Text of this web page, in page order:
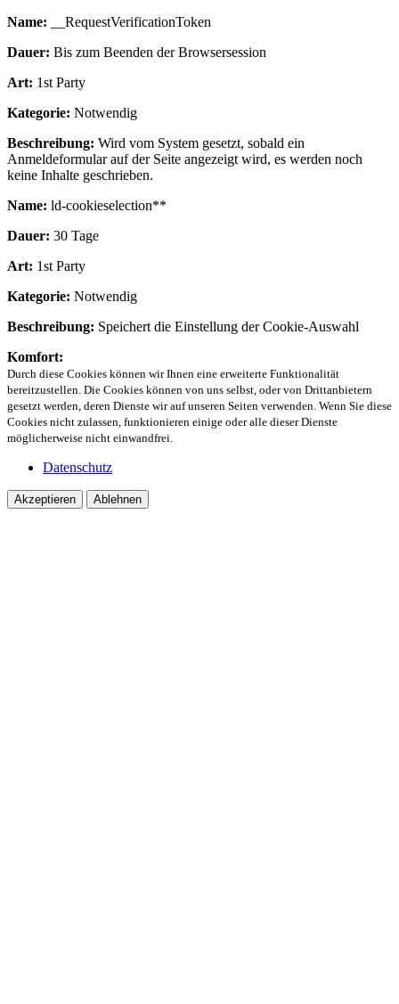
Name: __RequestVerificationToken
Dauer: Bis zum Beenden der Browsersession
Art: 1st Party
Kategorie: Notwendig
Beschreibung: Wird vom System gesetzt, sobald ein
Anmeldeformular auf der Seite angezeigt wird, es werden noch
keine Inhalte geschrieben.
Name: ld-cookieselection**
Dauer: 30 Tage
Art: 1st Party
Kategorie: Notwendig
Beschreibung: Speichert die Einstellung der Cookie-Auswahl
Komfort:
Durch diese Cookies können wir Ihnen eine erweiterte Funktionalität
bereitzustellen. Die Cookies können von uns selbst, oder von Drittanbietern
gesetzt werden, deren Dienste wir auf unseren Seiten verwenden. Wenn Sie diese
Cookies nicht zulassen, funktionieren einige oder alle dieser Dienste
möglicherweise nicht einwandfrei.
Datenschutz
Akzeptieren Ablehnen